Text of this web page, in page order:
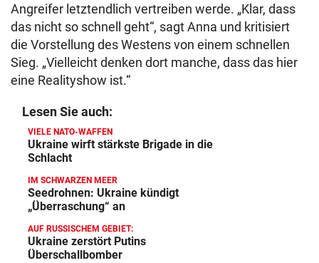
Angreifer letztendlich vertreiben werde. „Klar, dass
das nicht so schnell geht“, sagt Anna und kritisiert
die Vorstellung des Westens von einem schnellen
Sieg. „Vielleicht denken dort manche, dass das hier
eine Realityshow ist.“
Lesen Sie auch:
VIELE NATO-WAFFEN
Ukraine wirft stärkste Brigade in die
Schlacht
IM SCHWARZEN MEER
Seedrohnen: Ukraine kündigt
„Überraschung“ an
AUF RUSSISCHEM GEBIET:
Ukraine zerstört Putins
Überschallbomber